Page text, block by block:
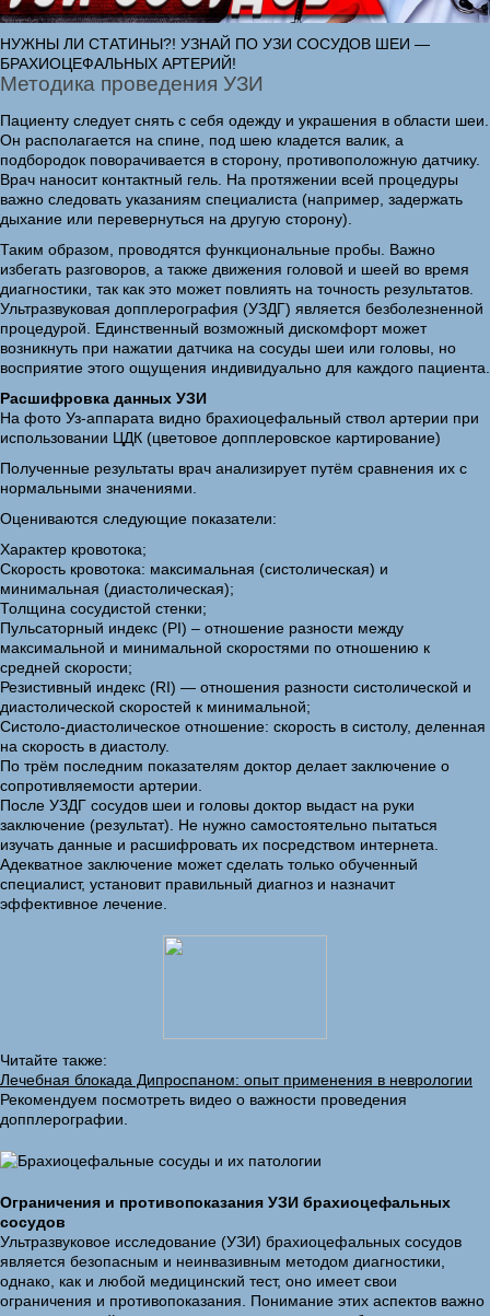
НУЖНЫ ЛИ СТАТИНЫ?! УЗНАЙ ПО УЗИ СОСУДОВ ШЕИ —
БРАХИОЦЕФАЛЬНЫХ АРТЕРИЙ!
Методика проведения УЗИ
Пациенту следует снять с себя одежду и украшения в области шеи.
Он располагается на спине, под шею кладется валик, а
подбородок поворачивается в сторону, противоположную датчику.
Врач наносит контактный гель. На протяжении всей процедуры
важно следовать указаниям специалиста (например, задержать
дыхание или перевернуться на другую сторону).
Таким образом, проводятся функциональные пробы. Важно
избегать разговоров, а также движения головой и шеей во время
диагностики, так как это может повлиять на точность результатов.
Ультразвуковая допплерография (УЗДГ) является безболезненной
процедурой. Единственный возможный дискомфорт может
возникнуть при нажатии датчика на сосуды шеи или головы, но
восприятие этого ощущения индивидуально для каждого пациента.
Расшифровка данных УЗИ
На фото Уз-аппарата видно брахиоцефальный ствол артерии при
использовании ЦДК (цветовое допплеровское картирование)
Полученные результаты врач анализирует путём сравнения их с
нормальными значениями.
Оцениваются следующие показатели:
Характер кровотока;
Скорость кровотока: максимальная (систолическая) и
минимальная (диастолическая);
Толщина сосудистой стенки;
Пульсаторный индекс (PI) – отношение разности между
максимальной и минимальной скоростями по отношению к
средней скорости;
Резистивный индекс (RI) — отношения разности систолической и
диастолической скоростей к минимальной;
Систоло-диастолическое отношение: скорость в систолу, деленная
на скорость в диастолу.
По трём последним показателям доктор делает заключение о
сопротивляемости артерии.
После УЗДГ сосудов шеи и головы доктор выдаст на руки
заключение (результат). Не нужно самостоятельно пытаться
изучать данные и расшифровать их посредством интернета.
Адекватное заключение может сделать только обученный
специалист, установит правильный диагноз и назначит
эффективное лечение.
Читайте также:
Лечебная блокада Дипроспаном: опыт применения в неврологии
Рекомендуем посмотреть видео о важности проведения
допплерографии.
Ограничения и противопоказания УЗИ брахиоцефальных
сосудов
Ультразвуковое исследование (УЗИ) брахиоцефальных сосудов
является безопасным и неинвазивным методом диагностики,
однако, как и любой медицинский тест, оно имеет свои
ограничения и противопоказания. Понимание этих аспектов важно